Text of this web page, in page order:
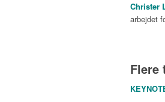
Christer
arbejdet
Flere